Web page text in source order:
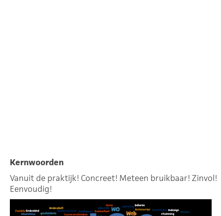
Kernwoorden
Vanuit de praktijk! Concreet! Meteen bruikbaar! Zinvol!
Eenvoudig!